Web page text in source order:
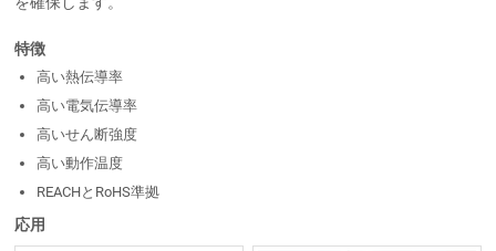
特徴
高い熱伝導率
高い電気伝導率
高いせん断強度
高い動作温度
REACHとRoHS準拠
応用